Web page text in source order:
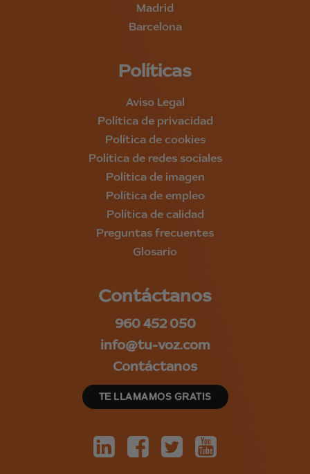
Madrid
Barcelona
Políticas
Aviso Legal
Política de privacidad
Política de cookies
Política de redes sociales
Política de imagen
Política de empleo
Política de calidad
Preguntas frecuentes
Glosario
Contáctanos
960 452 050
info@tu-voz.com
Contáctanos
TE LLAMAMOS GRATIS